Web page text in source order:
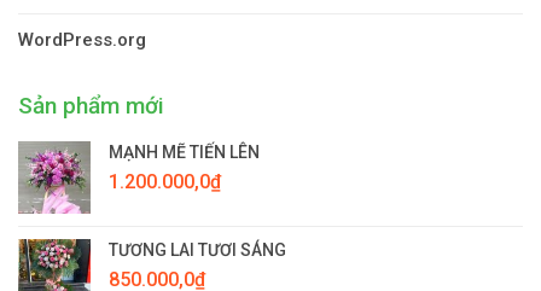
WordPress.org
Sản phẩm mới
MẠNH MẼ TIẾN LÊN
1.200.000,0₫
TƯƠNG LAI TƯƠI SÁNG
850.000,0₫